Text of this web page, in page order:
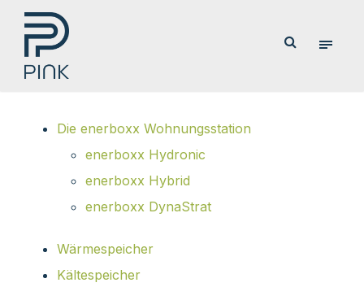
Die enerboxx Wohnungsstation
enerboxx Hydronic
enerboxx Hybrid
enerboxx DynaStrat
Wärmespeicher
Kältespeicher